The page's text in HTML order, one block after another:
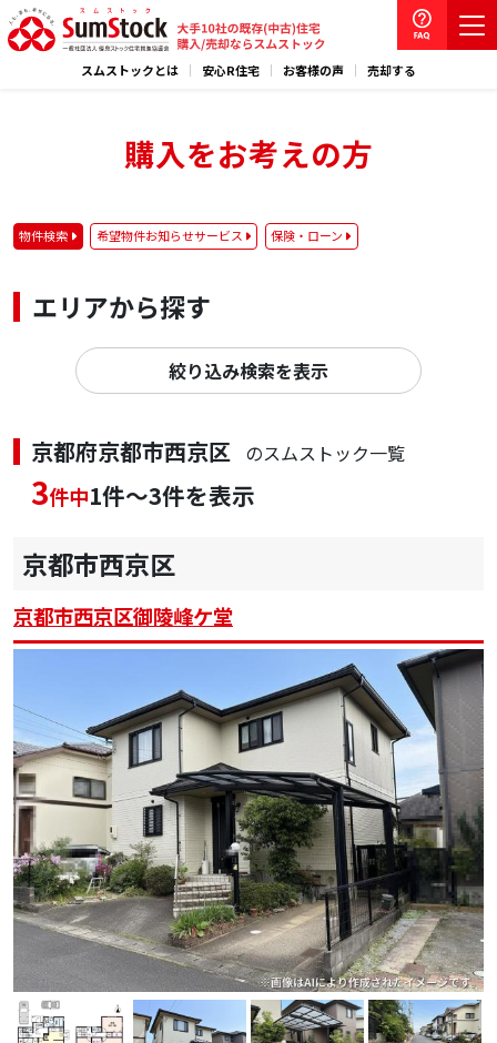
スムストックとは 安心R住宅 お客様の声 売却する
購入をお考えの方
物件検索 希望物件お知らせサービス 保険・ローン
エリアから探す
絞り込み検索を表示
京都府京都市西京区 のスムストック一覧
3件中1件～3件を表示
京都市西京区
京都市西京区御陵峰ケ堂